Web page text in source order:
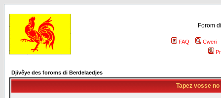
Forom
FAQ
Cweri
Djivêye des foroms di Berdelaedjes
Tapez vosse